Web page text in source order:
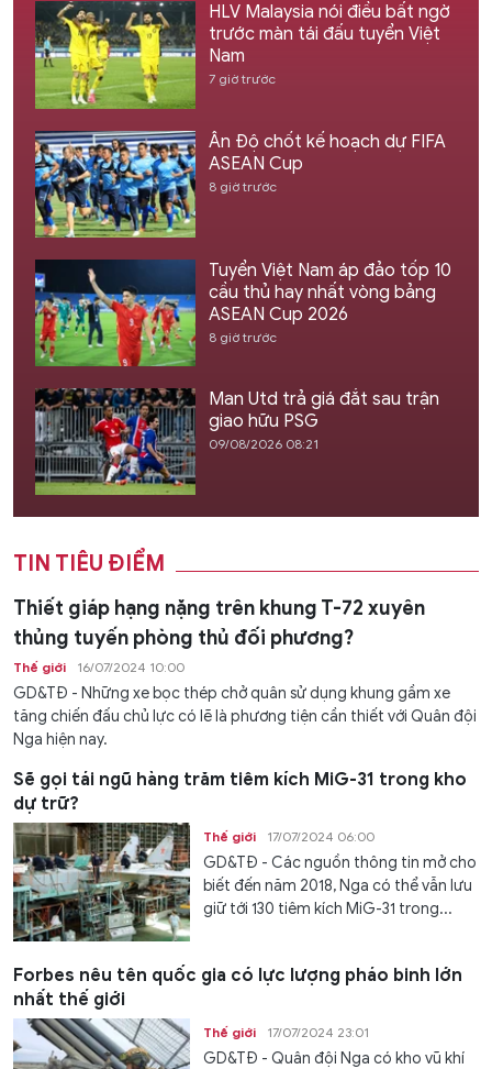
HLV Malaysia nói điều bất ngờ
trước màn tái đấu tuyển Việt
Nam
7 giờ trước
Ấn Độ chốt kế hoạch dự FIFA
ASEAN Cup
8 giờ trước
Tuyển Việt Nam áp đảo tốp 10
cầu thủ hay nhất vòng bảng
ASEAN Cup 2026
8 giờ trước
Man Utd trả giá đắt sau trận
giao hữu PSG
09/08/2026 08:21
TIN TIÊU ĐIỂM
Thiết giáp hạng nặng trên khung T-72 xuyên
thủng tuyến phòng thủ đối phương?
Thế giới 16/07/2024 10:00
GD&TĐ - Những xe bọc thép chở quân sử dụng khung gầm xe
tăng chiến đấu chủ lực có lẽ là phương tiện cần thiết với Quân đội
Nga hiện nay.
Sẽ gọi tái ngũ hàng trăm tiêm kích MiG-31 trong kho
dự trữ?
Thế giới 17/07/2024 06:00
GD&TĐ - Các nguồn thông tin mở cho
biết đến năm 2018, Nga có thể vẫn lưu
giữ tới 130 tiêm kích MiG-31 trong...
Forbes nêu tên quốc gia có lực lượng pháo binh lớn
nhất thế giới
Thế giới 17/07/2024 23:01
GD&TĐ - Quân đội Nga có kho vũ khí